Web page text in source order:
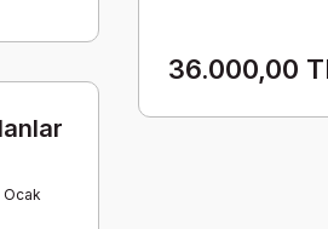
Ocak
36.000,00